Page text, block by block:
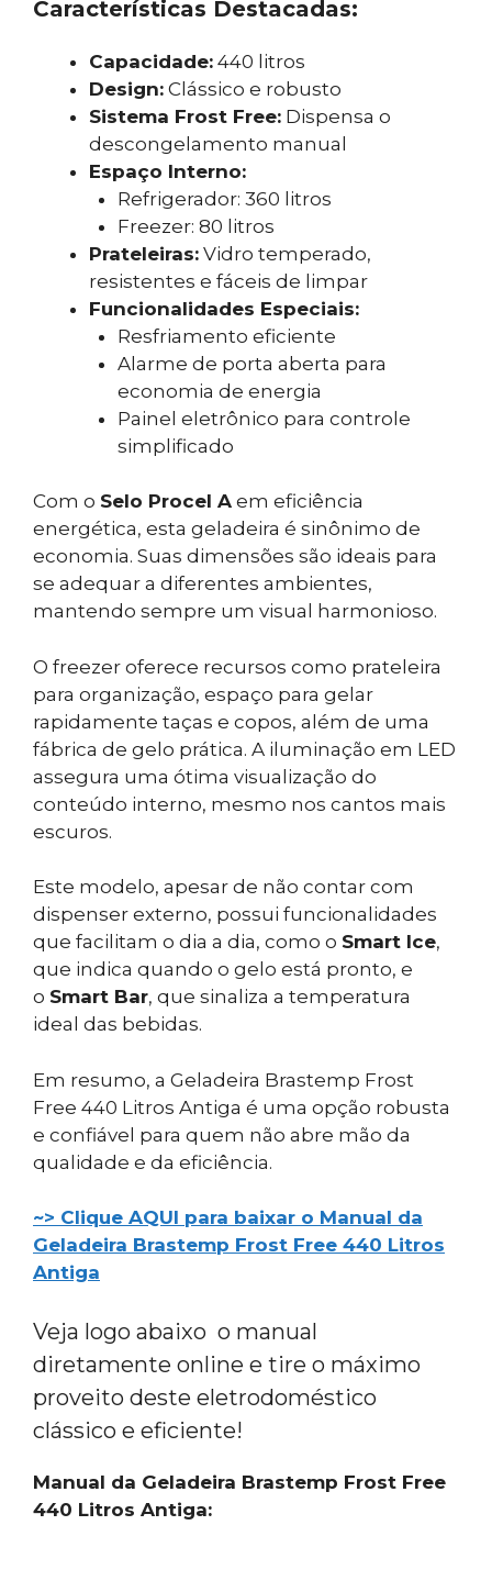
Características Destacadas:
Capacidade: 440 litros
Design: Clássico e robusto
Sistema Frost Free: Dispensa o
descongelamento manual
Espaço Interno:
Refrigerador: 360 litros
Freezer: 80 litros
Prateleiras: Vidro temperado,
resistentes e fáceis de limpar
Funcionalidades Especiais:
Resfriamento eficiente
Alarme de porta aberta para
economia de energia
Painel eletrônico para controle
simplificado
Com o Selo Procel A em eficiência
energética, esta geladeira é sinônimo de
economia. Suas dimensões são ideais para
se adequar a diferentes ambientes,
mantendo sempre um visual harmonioso.
O freezer oferece recursos como prateleira
para organização, espaço para gelar
rapidamente taças e copos, além de uma
fábrica de gelo prática. A iluminação em LED
assegura uma ótima visualização do
conteúdo interno, mesmo nos cantos mais
escuros.
Este modelo, apesar de não contar com
dispenser externo, possui funcionalidades
que facilitam o dia a dia, como o Smart Ice,
que indica quando o gelo está pronto, e
o Smart Bar, que sinaliza a temperatura
ideal das bebidas.
Em resumo, a Geladeira Brastemp Frost
Free 440 Litros Antiga é uma opção robusta
e confiável para quem não abre mão da
qualidade e da eficiência.
~> Clique AQUI para baixar o Manual da
Geladeira Brastemp Frost Free 440 Litros
Antiga
Veja logo abaixo o manual
diretamente online e tire o máximo
proveito deste eletrodoméstico
clássico e eficiente!
Manual da Geladeira Brastemp Frost Free
440 Litros Antiga: